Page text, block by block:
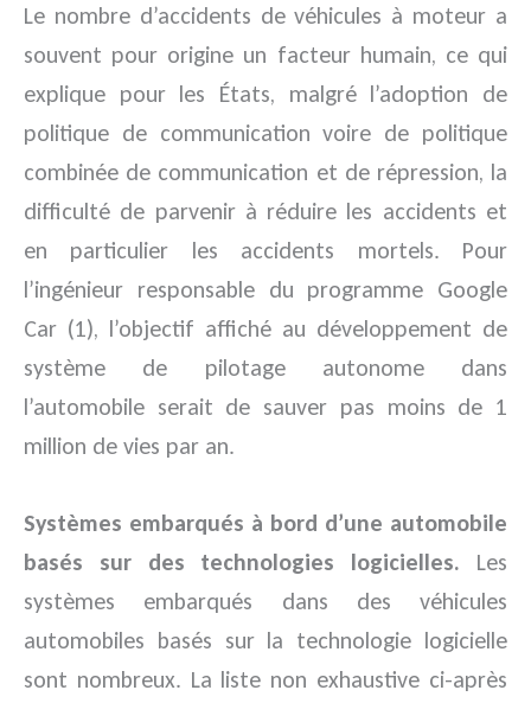
Le nombre d’accidents de véhicules à moteur a
souvent pour origine un facteur humain, ce qui
explique pour les États, malgré l’adoption de
politique de communication voire de politique
combinée de communication et de répression, la
difficulté de parvenir à réduire les accidents et
en particulier les accidents mortels. Pour
l’ingénieur responsable du programme Google
Car (1), l’objectif affiché au développement de
système de pilotage autonome dans
l’automobile serait de sauver pas moins de 1
million de vies par an.
Systèmes embarqués à bord d’une automobile
basés sur des technologies logicielles. Les
systèmes embarqués dans des véhicules
automobiles basés sur la technologie logicielle
sont nombreux. La liste non exhaustive ci-après